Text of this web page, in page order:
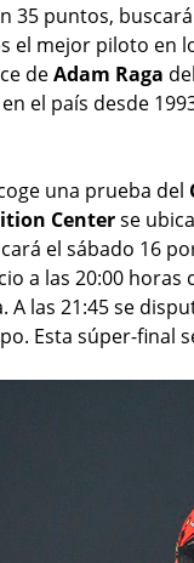
35 puntos,
el mejor piloto en
deAdam Raga
el país desde
una prueba del
Centerse
el sábado 16
a las 20:00
las 21:45 se
Esta súper-final